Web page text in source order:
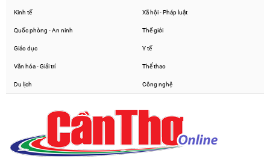
Kinh tế Xã hội - Pháp luật
Quốc phòng - An ninh Thế giới
Giáo dục Y tế
Văn hóa - Giải trí Thể thao
Du lịch Công nghệ